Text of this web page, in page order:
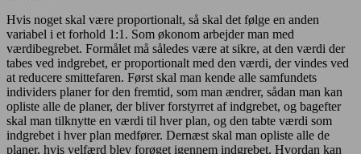
Hvis noget skal være proportionalt, så skal det følge en anden
variabel i et forhold 1:1. Som økonom arbejder man med
værdibegrebet. Formålet må således være at sikre, at den værdi der
tabes ved indgrebet, er proportionalt med den værdi, der vindes ved
at reducere smittefaren. Først skal man kende alle samfundets
individers planer for den fremtid, som man ændrer, sådan man kan
opliste alle de planer, der bliver forstyrret af indgrebet, og bagefter
skal man tilknytte en værdi til hver plan, og den tabte værdi som
indgrebet i hver plan medfører. Dernæst skal man opliste alle de
planer, hvis velfærd blev forøget igennem indgrebet. Hvordan kan